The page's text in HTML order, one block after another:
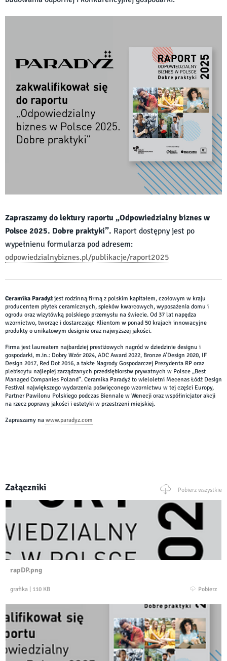
Zapraszamy do lektury raportu „Odpowiedzialny biznes w
Polsce 2025. Dobre praktyki”. Raport dostępny jest po
wypełnienu formularza pod adresem:
odpowiedzialnybiznes.pl/publikacje/raport2025
Ceramika Paradyż jest rodzinną firmą z polskim kapitałem, czołowym w kraju
producentem płytek ceramicznych, spieków kwarcowych, wyposażenia domu i
ogrodu oraz wizytówką polskiego przemysłu na świecie. Od 37 lat napędza
wzornictwo, tworząc i dostarczając Klientom w ponad 50 krajach innowacyjne
produkty o unikatowym designie oraz najwyższej jakości.
Firma jest laureatem najbardziej prestiżowych nagród w dziedzinie designu i
gospodarki, m.in.: Dobry Wzór 2024, ADC Award 2022, Bronze A’Design 2020, IF
Design 2017, Red Dot 2016, a także Nagrody Gospodarczej Prezydenta RP oraz
plebiscytu najlepiej zarządzanych przedsiębiorstw prywatnych w Polsce „Best
Managed Companies Poland”. Ceramika Paradyż to wieloletni Mecenas Łódź Design
Festival największego wydarzenia poświęconego wzornictwu w tej części Europy,
Partner Pawilonu Polskiego podczas Biennale w Wenecji oraz współinicjator akcji
na rzecz poprawy jakości i estetyki w przestrzeni miejskiej.
Zapraszamy na www.paradyz.com
Załączniki Pobierz wszystkie
rapDP.png
grafika 110 KB Pobierz